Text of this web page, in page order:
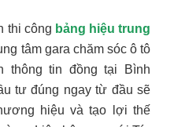
thi công bảng hiệu trung
tâm gara chăm sóc ô tô
thông tin đồng tại Bình
tư đúng ngay từ đầu sẽ
hiệu và tạo lợi thế